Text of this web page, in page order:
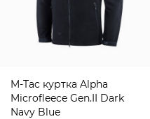
M-Tac куртка Alpha
Microfleece Gen.II Dark
Navy Blue